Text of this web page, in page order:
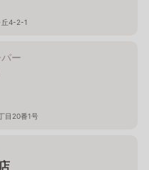
丘4-2-1
ー
目20番1号